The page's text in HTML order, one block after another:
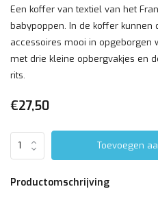
Een koffer van textiel van het
babypoppen. In de koffer kunnen
accessoires mooi in opgeborgen
met drie kleine opbergvakjes en
rits.
€27,50
Toevoegen
Productomschrijving